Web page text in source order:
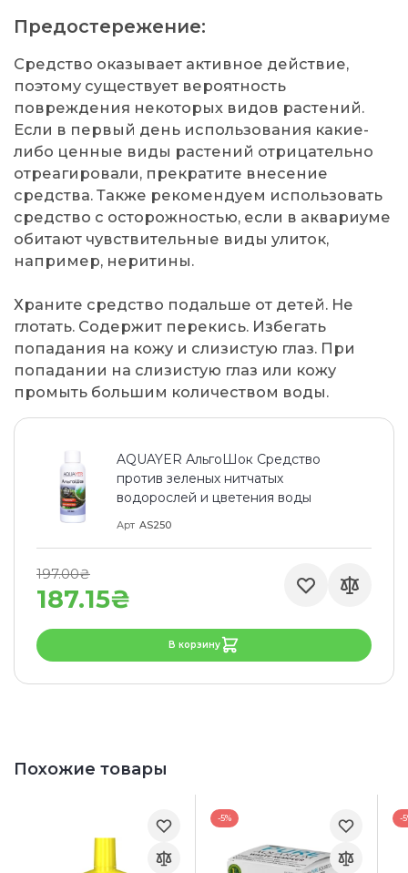
Предостережение:
Средство оказывает активное действие,
поэтому существует вероятность
повреждения некоторых видов растений.
Если в первый день использования какие-
либо ценные виды растений отрицательно
отреагировали, прекратите внесение
средства. Также рекомендуем использовать
средство с осторожностью, если в аквариуме
обитают чувствительные виды улиток,
например, неритины.
Храните средство подальше от детей. Не
глотать. Содержит перекись. Избегать
попадания на кожу и слизистую глаз. При
попадании на слизистую глаз или кожу
промыть большим количеством воды.
AQUAYER АльгоШок Средство
против зеленых нитчатых
водорослей и цветения воды
Арт AS250
187.15₴
197.00₴
В корзину
Похожие товары
-5% -